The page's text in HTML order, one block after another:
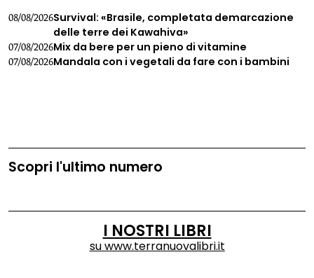
08/08/2026Survival: «Brasile, completata demarcazione
delle terre dei Kawahiva»
07/08/2026Mix da bere per un pieno di vitamine
07/08/2026Mandala con i vegetali da fare con i bambini
Scopri l'ultimo numero
I NOSTRI LIBRI
suwww.terranuovalibri.it